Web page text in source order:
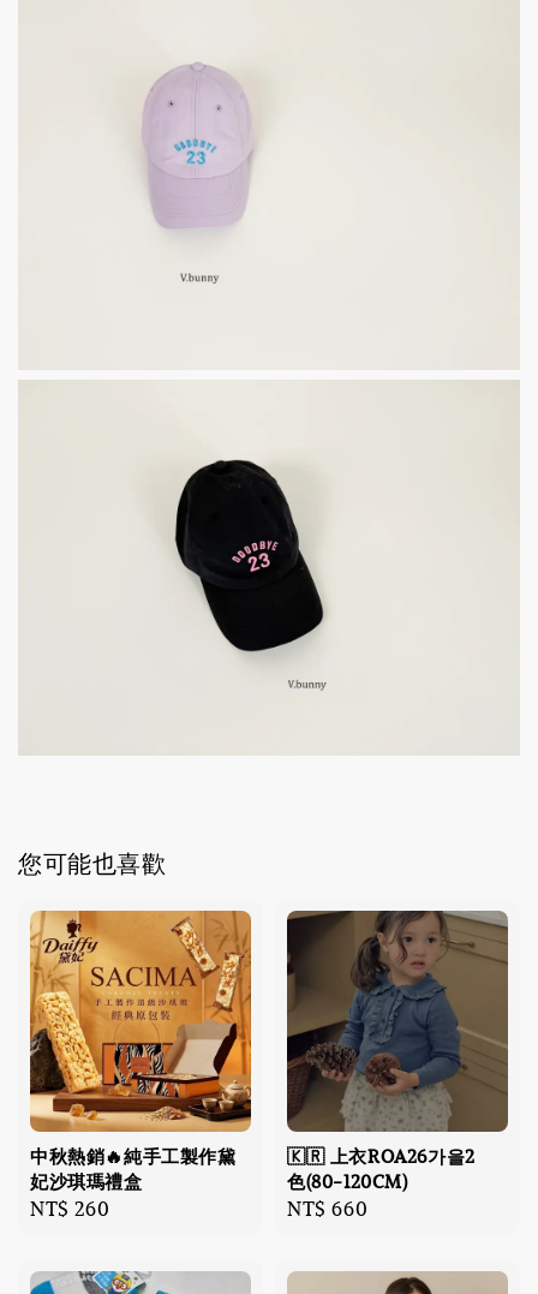
您可能也喜歡
中秋熱銷🔥純手工製作黛
妃沙琪瑪禮盒
Regular
NT$ 260
🇰🇷 上衣ROA26가을2
色(80-120CM)
Regular
NT$ 660